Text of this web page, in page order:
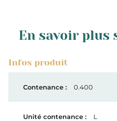
En savoir plus
Infos produit
0.400
L